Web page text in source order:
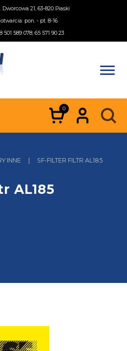
Dworcowa 21, 63-820 Piaski
pon. - pt. 8-16
501 589 078; 65 571 90 23
0
INNE | SF-FILTER FILTR AL185
AL185